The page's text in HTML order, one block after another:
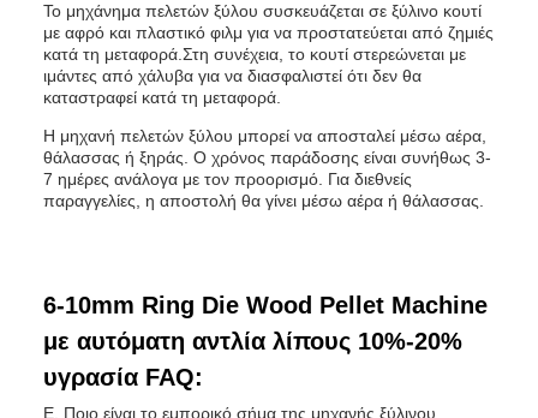
Το μηχάνημα πελετών ξύλου συσκευάζεται σε ξύλινο κουτί
με αφρό και πλαστικό φιλμ για να προστατεύεται από ζημιές
κατά τη μεταφορά.Στη συνέχεια, το κουτί στερεώνεται με
ιμάντες από χάλυβα για να διασφαλιστεί ότι δεν θα
καταστραφεί κατά τη μεταφορά.
Η μηχανή πελετών ξύλου μπορεί να αποσταλεί μέσω αέρα,
θάλασσας ή ξηράς. Ο χρόνος παράδοσης είναι συνήθως 3-
7 ημέρες ανάλογα με τον προορισμό. Για διεθνείς
παραγγελίες, η αποστολή θα γίνει μέσω αέρα ή θάλασσας.
6-10mm Ring Die Wood Pellet Machine
με αυτόματη αντλία λίπους 10%-20%
υγρασία FAQ:
Ε. Ποιο είναι το εμπορικό σήμα της μηχανής ξύλινου